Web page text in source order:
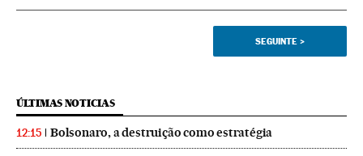
SEGUINTE >
ÚLTIMAS NOTICIAS
12:15 Bolsonaro, a destruição como estratégia